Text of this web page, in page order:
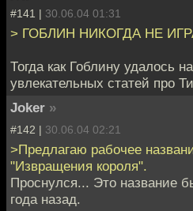
#141 | 30.06.04 01:31
> ГОБЛИН НИКОГДА НЕ
Тогда как Гоблину удалось
увлекательных статей про
Joker »
#142 | 30.06.04 02:21
>Предлагаю рабочее
"Извращения короля".
Проснулся... Это название
года назад.